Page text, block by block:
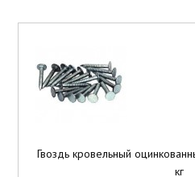
Потолки подвесные
Инструмент
Гвоздь кровельный
кг